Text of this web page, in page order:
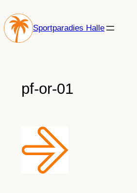
Inhalt
springen
Sportparadies Halle
pf-or-01